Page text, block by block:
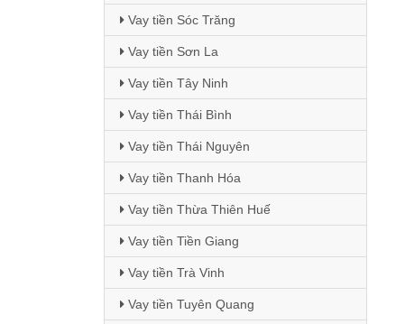
Vay tiền Sóc Trăng
Vay tiền Sơn La
Vay tiền Tây Ninh
Vay tiền Thái Bình
Vay tiền Thái Nguyên
Vay tiền Thanh Hóa
Vay tiền Thừa Thiên Huế
Vay tiền Tiền Giang
Vay tiền Trà Vinh
Vay tiền Tuyên Quang